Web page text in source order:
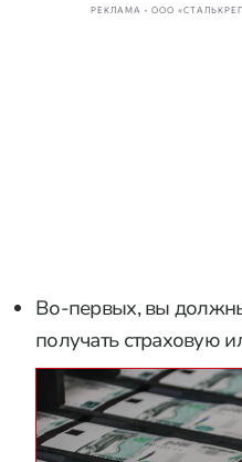
РЕКЛАМА • ООО
Во-первых, вы
получать страховую